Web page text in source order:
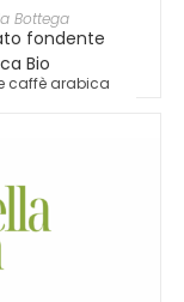
Bottega
fondente
Bio
caffè arabica